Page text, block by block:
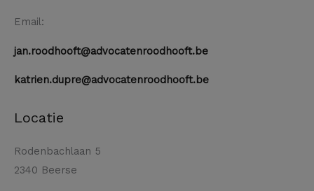
Email:
jan.roodhooft@advocatenroodhooft.be
katrien.dupre@advocatenroodhooft.be
Locatie
Rodenbachlaan 5
2340 Beerse